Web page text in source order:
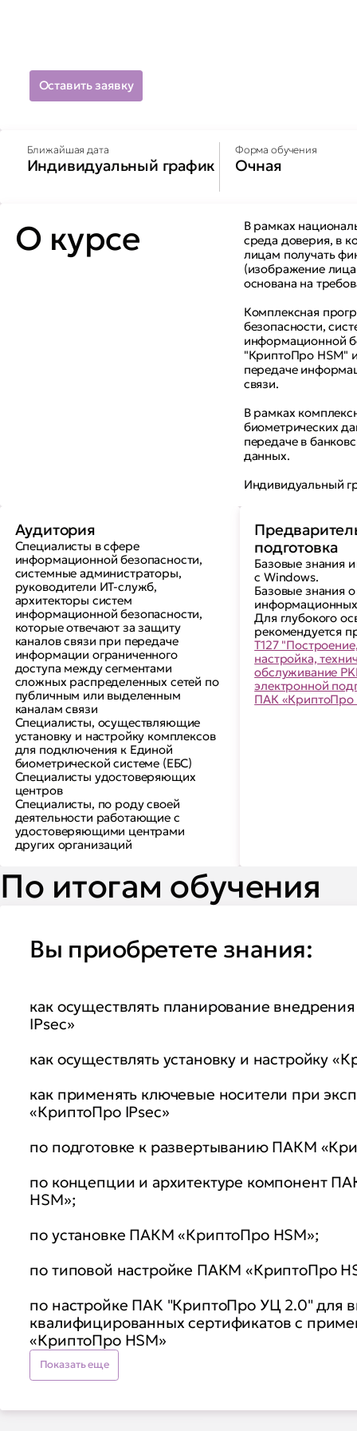
Оставить заявку
Ближайшая дата
Индивидуальный график
Форма обучения
Очная
О курсе
В рамках
среда доверия, в
лицам получать
(изображение
основана на
Комплексная
безопасности,
информационной
"КриптоПро HSM"
передаче
связи.
В рамках
биометрических
передаче в
данных.
Индивидуальный
Аудитория
Специалисты в сфере
информационной безопасности,
системные администраторы,
руководители ИТ-служб,
архитекторы систем
информационной безопасности,
которые отвечают за защиту
каналов связи при передаче
информации ограниченного
доступа между сегментами
сложных распределенных сетей по
публичным или выделенным
каналам связи
Специалисты, осуществляющие
установку и настройку комплексов
для подключения к Единой
биометрической системе (ЕБС)
Специалисты удостоверяющих
центров
Специалисты, по роду своей
деятельности работающие с
удостоверяющими центрами
других организаций
подготовка
Базовые знания
с Windows.
Базовые знания
Для глубокого
рекомендуется
Т127
настройка,
обслуживание
электронной
ПАК «КриптоПро
По итогам обучения
Вы приобретете знания:
как осуществлять планирование
IPsec»
как осуществлять установку и настройку
как применять ключевые носители при
«КриптоПро IPsec»
по подготовке к развертыванию ПАКМ
по концепции и архитектуре компонент
HSM»;
по установке ПАКМ «КриптоПро HSM»;
по типовой настройке ПАКМ «КриптоПро
по настройке ПАК "КриптоПро УЦ 2.0" для
квалифицированных сертификатов с
«КриптоПро HSM»
назначение, основные характеристики и
Показать еще